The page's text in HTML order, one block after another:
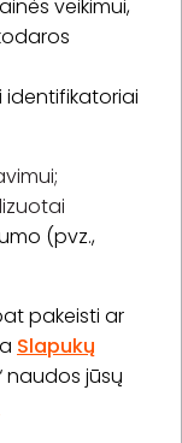
veikimui,
identifikatoriai
(pvz.,
pakeisti ar
Slapukų
naudos jūsų